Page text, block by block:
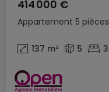
Appartement 5 pièces
414 000 €
137 m² 5 3